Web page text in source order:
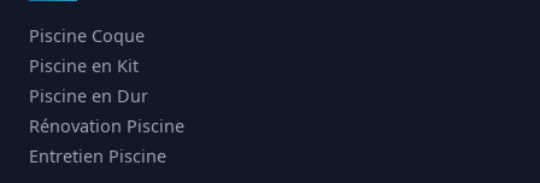
Piscine Coque
Piscine en Kit
Piscine en Dur
Rénovation Piscine
Entretien Piscine